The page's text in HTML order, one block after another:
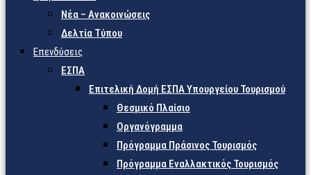
Νέα – Ανακοινώσεις
Δελτία Τύπου
Επενδύσεις
ΕΣΠΑ
Επιτελική Δομή ΕΣΠΑ Υπουργείου Τουρισμού
Θεσμικό Πλαίσιο
Οργανόγραμμα
Πρόγραμμα Πράσινος Τουρισμός
Πρόγραμμα Εναλλακτικός Τουρισμός